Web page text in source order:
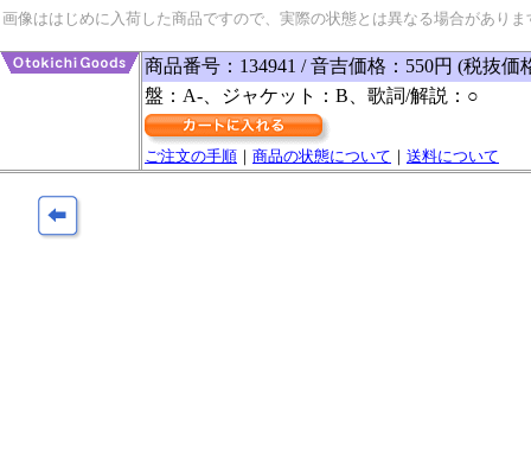
画像ははじめに入荷した商品ですので、実際の状態とは異なる場合があり
商品番号：134941 / 音吉価格：550円 (税抜価
盤：A-、ジャケット：B、歌詞/解説：○
ご注文の手順 ｜ 商品の状態について ｜ 送料について